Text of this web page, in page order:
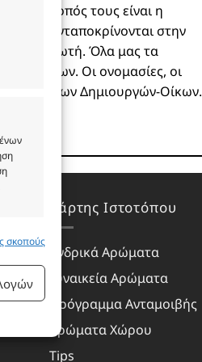
ενεργό
σκοπούς
Σκοπός τους είναι η
δεν ανταποκρίνονται στην
καταναλωτή. Όλα μας τα
οίκων. Οι ονομασίες, οι
των Δημιουργών-Οίκων.
Χάρτης Ιστοτόπου
Ανδρικά Αρώματα
Γυναικεία Αρώματα
Πρόγραμμα Ανταμοιβής
Αρώματα Χώρου
Tips